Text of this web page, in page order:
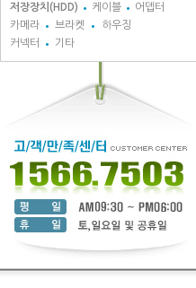
저장장치(HDD) 케이블
어뎁터
카메라
브라켓
하우징
커넥터
기타